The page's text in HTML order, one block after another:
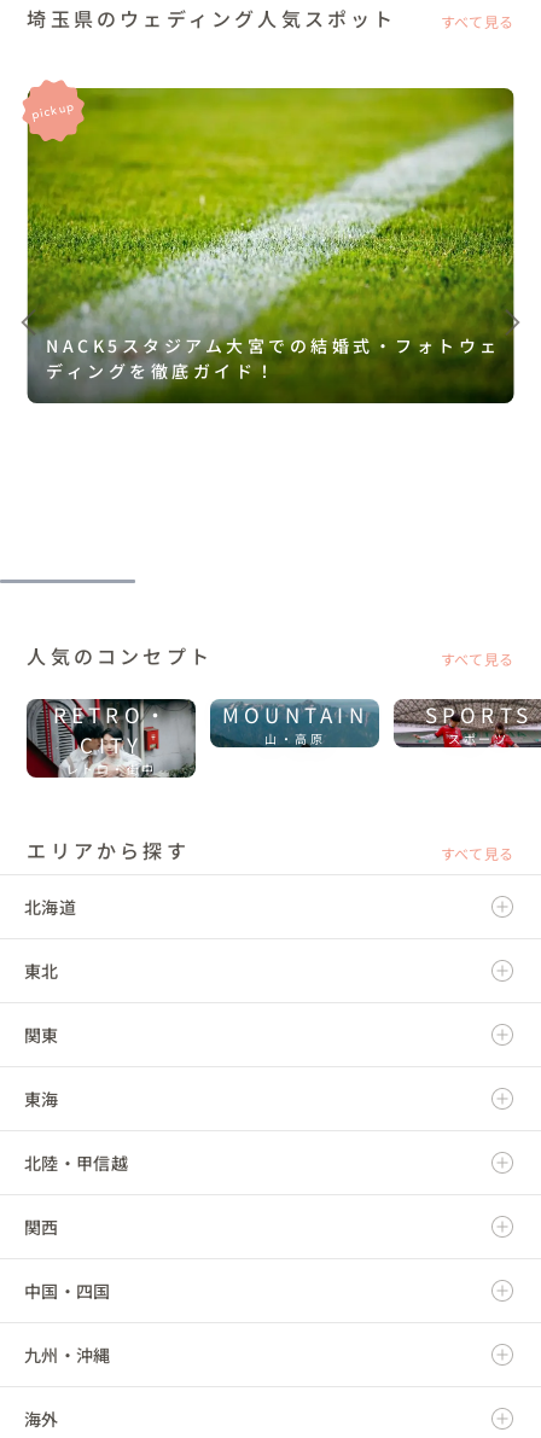
埼玉県のウェディング人気スポット すべて見る
NACK5スタジアム大宮での結婚式・フォトウェ
ディングを徹底ガイド！
人気のコンセプト すべて見る
RETRO・
CITY
レトロ・街中
MOUNTAIN
山・高原
SPORTS
スポーツ
エリアから探す すべて見る
北海道
北海道
東北
青森県
岩手県
宮城県
秋田県
山形県
福島県
関東
茨城県
栃木県
群馬県
埼玉県
千葉県
東京都
東海
岐阜県
静岡県
愛知県
三重県
北陸・甲信越
新潟県
富山県
石川県
福井県
関西
滋賀県
京都府
大阪府
中国・四国
鳥取県
島根県
九州・沖縄
福岡県
海外